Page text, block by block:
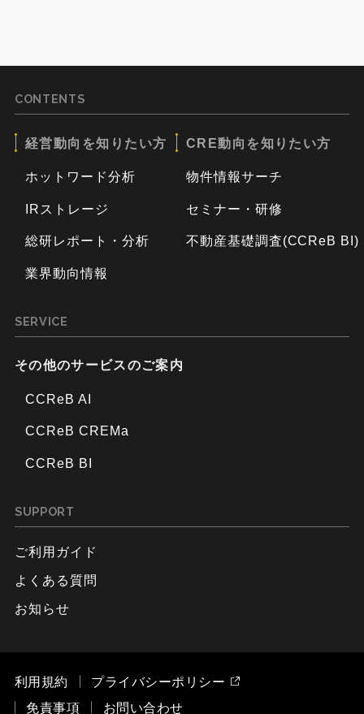
CONTENTS
経営動向を知りたい方
ホットワード分析
IRストレージ
総研レポート・分析
業界動向情報
CRE動向を知りたい方
物件情報サーチ
セミナー・研修
不動産基礎調査(CCReB BI)
SERVICE
その他のサービスのご案内
CCReB AI
CCReB CREMa
CCReB BI
SUPPORT
ご利用ガイド
よくある質問
お知らせ
利用規約
プライバシーポリシー
免責事項
お問い合わせ